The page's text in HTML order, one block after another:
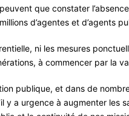
que constater
d’agentes et d’agents
ni les mesures
à commencer par la
publique, et dans de
y a urgence à augmenter les